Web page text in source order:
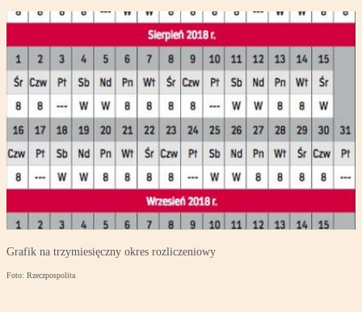
Grafik na trzymiesięczny okres rozliczeniowy
Foto: Rzeczpospolita